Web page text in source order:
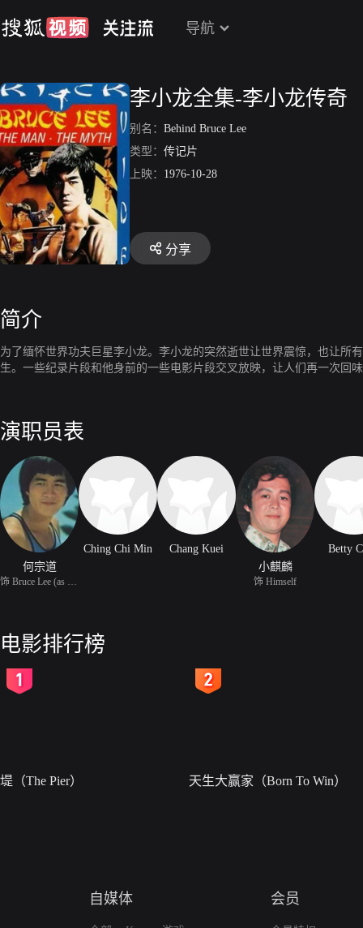
导航
李小龙全集-李小龙传奇
别名： Behind Bruce Lee
类型： 传记片
上映： 1976-10-28
分享
简介
为了缅怀世界功夫巨星李小龙。李小龙的突然逝世让世界震惊，也让所
生。一些纪录片段和他身前的一些电影片段交叉放映，让人们再一次回
演职员表
何宗道
Ching Chi Min
Chang Kuei
小麒麟
饰 Himself
Betty
电影排行榜
堤（The Pier） 天生大赢家（Born To Win）
自媒体 会员